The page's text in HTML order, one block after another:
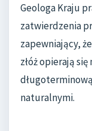
Geologa Kraju
zatwierdzenia
zapewniający,
złóż opierają
naturalnymi.